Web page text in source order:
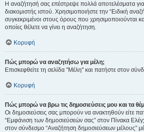
Η αναζήτησή σας επέστρεψε πολλά αποτελέσματα για
διακομιστής ιστού. Χρησιμοποιήστε την “Ειδική
συγκεκριμένοι στους όρους που χρησιμοποιούνται
οποίες θέλετε να γίνει η αναζήτηση.
Κορυφή
Πώς μπορώ να αναζητήσω για μέλη;
Επισκεφθείτε τη σελίδα "Μέλη" και πατήστε στον
Κορυφή
Πώς μπορώ να βρω τις δημοσιεύσεις μου και τα
Οι δημοσιεύσεις σας μπορούν να ανακτηθούν είτε
“Εμφάνιση των δημοσιεύσεών σας” στον Πίνακα
στον σύνδεσμο “Αναζήτηση δημοσιεύσεων μέλους”